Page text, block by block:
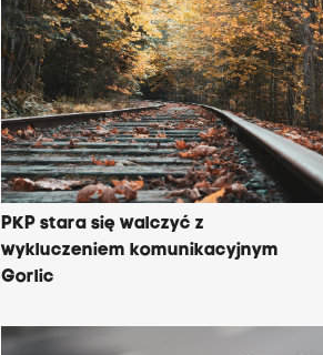
PKP stara się walczyć z
wykluczeniem komunikacyjnym
Gorlic